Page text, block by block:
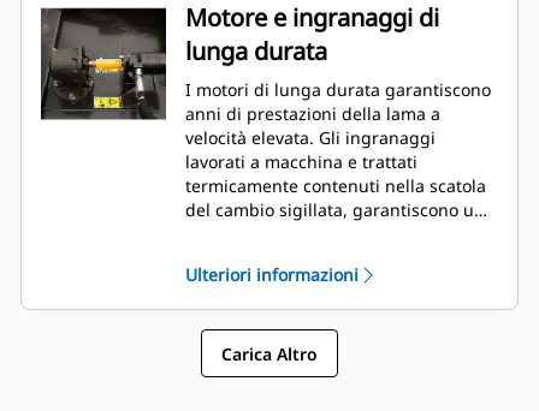
Motore e ingranaggi di
lunga durata
I motori di lunga durata garantiscono
anni di prestazioni della lama a
velocità elevata. Gli ingranaggi
lavorati a macchina e trattati
termicamente contenuti nella scatola
del cambio sigillata, garantiscono un
Ulteriori informazioni
Carica Altro